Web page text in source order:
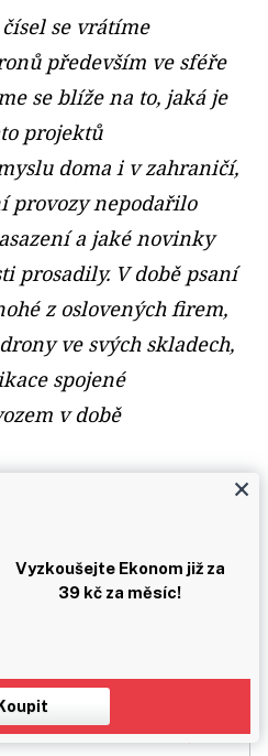
se vrátíme
především ve sféře
se blíže na to, jaká je
projektů
doma i v zahraničí,
provozy nepodařilo
a jaké novinky
prosadily. V době psaní
z oslovených firem,
ve svých skladech,
spojené
v době
ODEMKNOUT ZNÁMÉMU
Vyzkoušejte Ekonom již za
39 kč za měsíc!
Koupit
×